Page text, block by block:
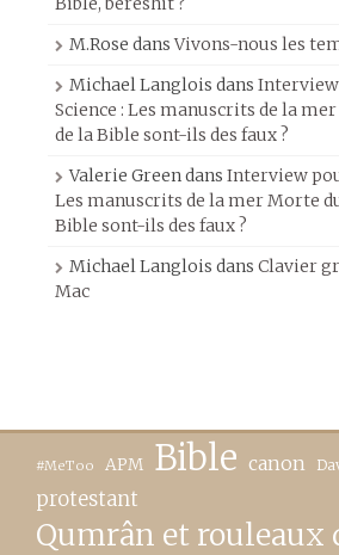
M.Rose dansVivons-nous les
Michael Langlois dans
Science : Les manuscrits de la
de la Bible sont-ils des faux ?
Valerie Greendans Interview
Les manuscrits de la mer Morte
Bible sont-ils des faux ?
Michael Langlois dans Clavier
Mac
#MeToo APM Bible canon
protestant
Qumrân et rouleaux